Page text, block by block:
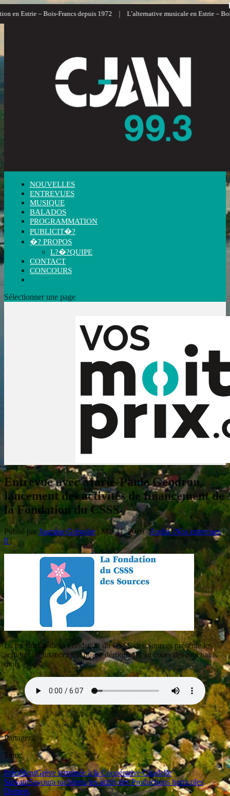
en Estrie – Bois-Francs depuis 1972 | L’alternative musicale en Estrie – Bois-
NOUVELLES
ENTREVUES
MUSIQUE
BALADOS
PROGRAMMATION
PUBLICIT�?
�? PROPOS
L?�?QUIPE
CONTACT
CONCOURS
Sélectionner une page
Entrevue avec Marie-Paule Gendron,
lancement des activités de financement de
la Fondation du CSSS
Publié par Jasmine Grégoire| Mai 11, 2026|Audio -Nos entrevues|
0|
La présidente de la Fondation du CSSS des Sources présente les
activités de financement qui se dérouleront au cours des prochains
mois.
Partager:
Taux:
PrécédentGrève terminée à la Coopérative Citadelle
SuivantSavoura rachètera les actifs des Productions horticoles
Demers